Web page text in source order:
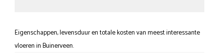
Eigenschappen, levensduur en totale kosten van meest interessante
vloeren in Buinerveen.